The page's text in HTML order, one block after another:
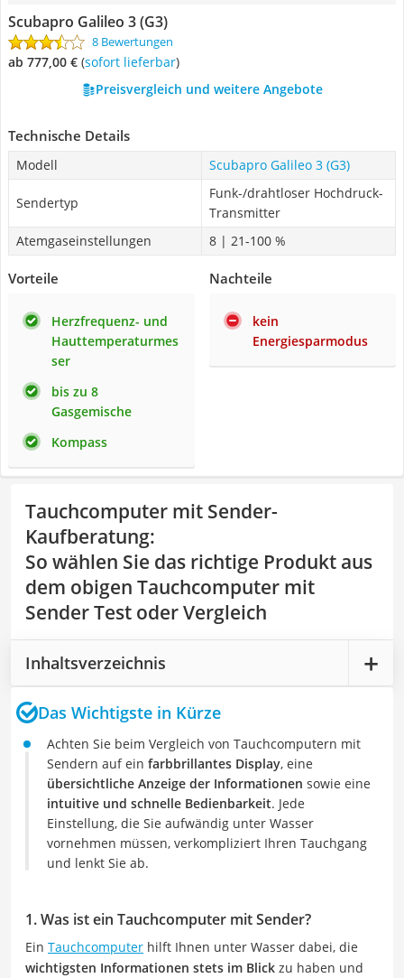
Scubapro Galileo 3 (G3)
8 Bewertungen
ab 777,00 € ( Sofort lieferbar)
Preisvergleich und weitere Angebote
Technische Details
Modell Scubapro Galileo 3 (G3)
Sendertyp
Funk-/drahtloser Hochdruck-
Transmitter
Atemgaseinstellungen
8 | 21-100 %
Vorteile
Herzfrequenz- und
Hauttemperaturmes
ser
bis zu 8
Gasgemische
Kompass
Nachteile
kein
Energiesparmodus
Tauchcomputer mit Sender-
Kaufberatung:
So wählen Sie das richtige Produkt aus
dem obigen Tauchcomputer mit
Sender Test oder Vergleich
Inhaltsverzeichnis
Das Wichtigste in Kürze
Achten Sie beim Vergleich von Tauchcomputern mit
Sendern auf ein farbbrillantes Display, eine
übersichtliche Anzeige der Informationen sowie eine
intuitive und schnelle Bedienbarkeit. Jede
Einstellung, die Sie aufwändig unter Wasser
vornehmen müssen, verkompliziert Ihren Tauchgang
und lenkt Sie ab.
1. Was ist ein Tauchcomputer mit Sender?
Ein Tauchcomputer hilft Ihnen unter Wasser dabei, die
wichtigsten Informationen stets im Blick zu haben und